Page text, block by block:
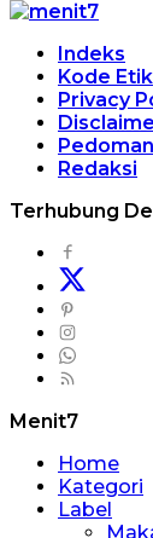
Indeks
Kode Etik
Privacy
Redaksi
Terhubung
Menit7
Home
Kategori
Label